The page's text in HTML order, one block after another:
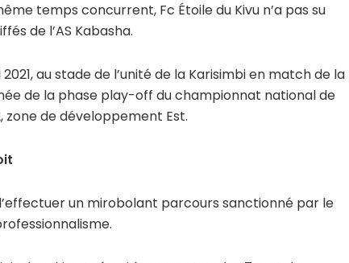
temps concurrent, Fc Étoile du Kivu n’a pas su
de l’AS Kabasha.
au stade de l’unité de la Karisimbi en match de la
de la phase play-off du championnat national de
zone de développement Est.
un mirobolant parcours sanctionné par le